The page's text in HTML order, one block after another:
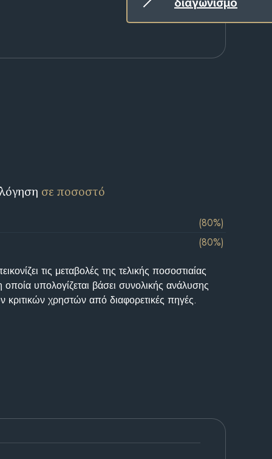
διαγωνισμό
σε ποσοστό
(80%)
(80%)
τις μεταβολές της τελικής ποσοστιαίας
υπολογίζεται βάσει συνολικής ανάλυσης
κριτικών χρηστών από διαφορετικές πηγές.